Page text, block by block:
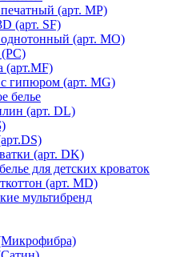
(арт. MР)
(арт. SF)
(арт. MO)
(арт.MF)
гипюром (арт. MG)
белье
(арт. DL)
(арт. DK)
для детских кроваток
(арт. MD)
мультибренд